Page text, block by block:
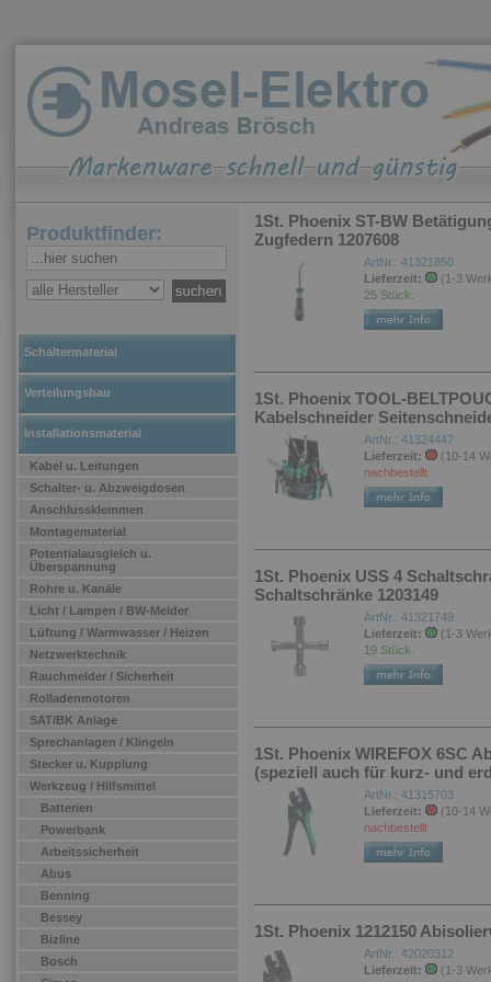
Produktfinder:
Schaltermaterial
Verteilungsbau
Installationsmaterial
Kabel u. Leitungen
Schalter- u. Abzweigdosen
Anschlussklemmen
Montagematerial
Potentialausgleich u.
Überspannung
Rohre u. Kanäle
Licht / Lampen / BW-Melder
Lüftung / Warmwasser / Heizen
Netzwerktechnik
Rauchmelder / Sicherheit
Rolladenmotoren
SAT/BK Anlage
Sprechanlagen / Klingeln
Stecker u. Kupplung
Werkzeug / Hilfsmittel
Batterien
Powerbank
Arbeitssicherheit
Abus
Benning
Bessey
Bizline
Bosch
1St. Phoenix ST-BW
Zugfedern 1207608
ArtNr.: 41321850
Lieferzeit:
(1-3
25 Stück.
1St. Phoenix TOOL-
Kabelschneider
ArtNr.: 41324447
Lieferzeit:
(10-14
nachbestellt
1St. Phoenix USS 4
Schaltschränke 1203149
ArtNr.: 41321749
Lieferzeit:
(1-3
19 Stück.
1St. Phoenix WIREFOX 6SC
(speziell auch für kurz- und
ArtNr.: 41315703
Lieferzeit:
(10-14
nachbestellt
1St. Phoenix 1212150
ArtNr.: 42020312
Lieferzeit:
(1-3